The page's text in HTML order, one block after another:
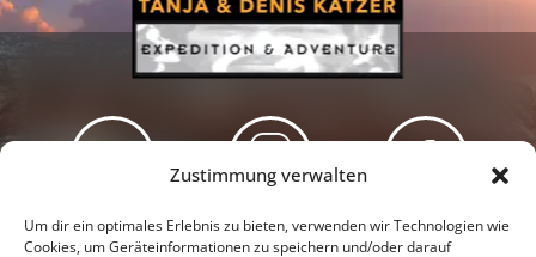
Zustimmung verwalten
Um dir ein optimales Erlebnis zu bieten, verwenden wir Technologien wie
Cookies, um Geräteinformationen zu speichern und/oder darauf
Newsletter Podcast Facebook